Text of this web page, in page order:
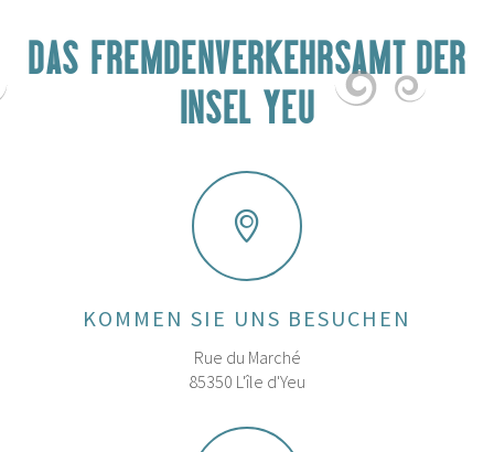
DAS FREMDENVERKEHRSAMT DER
INSEL YEU
KOMMEN SIE UNS BESUCHEN
Rue du Marché
85350 L'île d'Yeu